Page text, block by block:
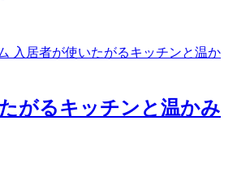
がるキッチンと温かみ